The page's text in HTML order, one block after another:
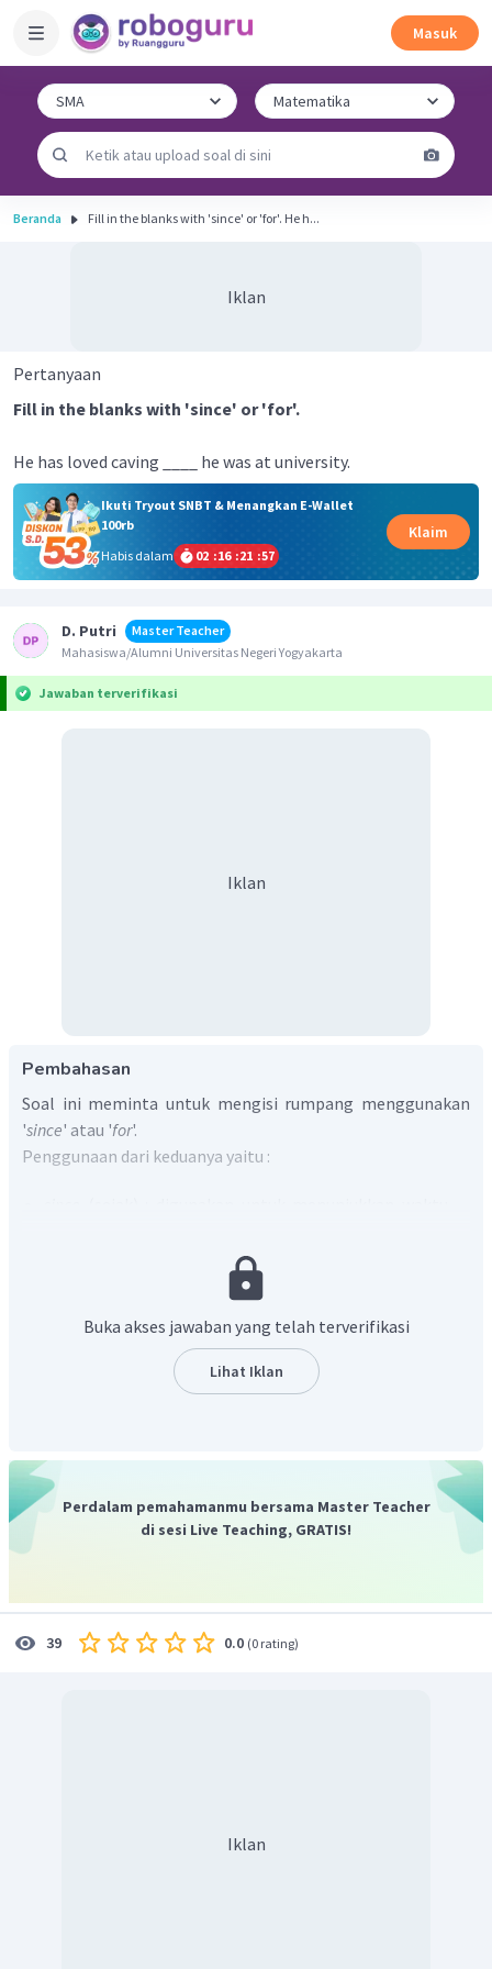
Masuk
Beranda Fill in the blanks with 'since' or 'for'. He h...
Iklan
Pertanyaan
Fill in the blanks with 'since' or 'for'.
He has loved caving ____ he was at university.
Ikuti Tryout SNBT & Menangkan E-Wallet
100rb
Habis dalam
02 :16 :21 :57
Klaim
D. Putri
Master Teacher
Mahasiswa/Alumni Universitas Negeri Yogyakarta
Jawaban terverifikasi
Iklan
Pembahasan
Soal ini meminta untuk mengisi rumpang menggunakan
'since' atau 'for'.
Penggunaan dari keduanya yaitu :
diikuti dengan keterangan waktu secara spesifik.
(selama) : digunakan untuk menunjukkan periode
Arti dari kalimat pada soal adalah "Dia telah menyukai
mematuk ____ dia masih di universitas."
demikian, kalimat pada soal menjadi "
He has loved caving
since he was at university
" (Dia telah menyukai mematuk
sejak dia masih di universitas.)
Jadi, jawaban yang tepat adalahsince.
Buka akses jawaban yang telah terverifikasi
Lihat Iklan
Perdalam pemahamanmu bersama Master Teacher
di sesi Live Teaching, GRATIS!
39 0.0 (0 rating)
Iklan